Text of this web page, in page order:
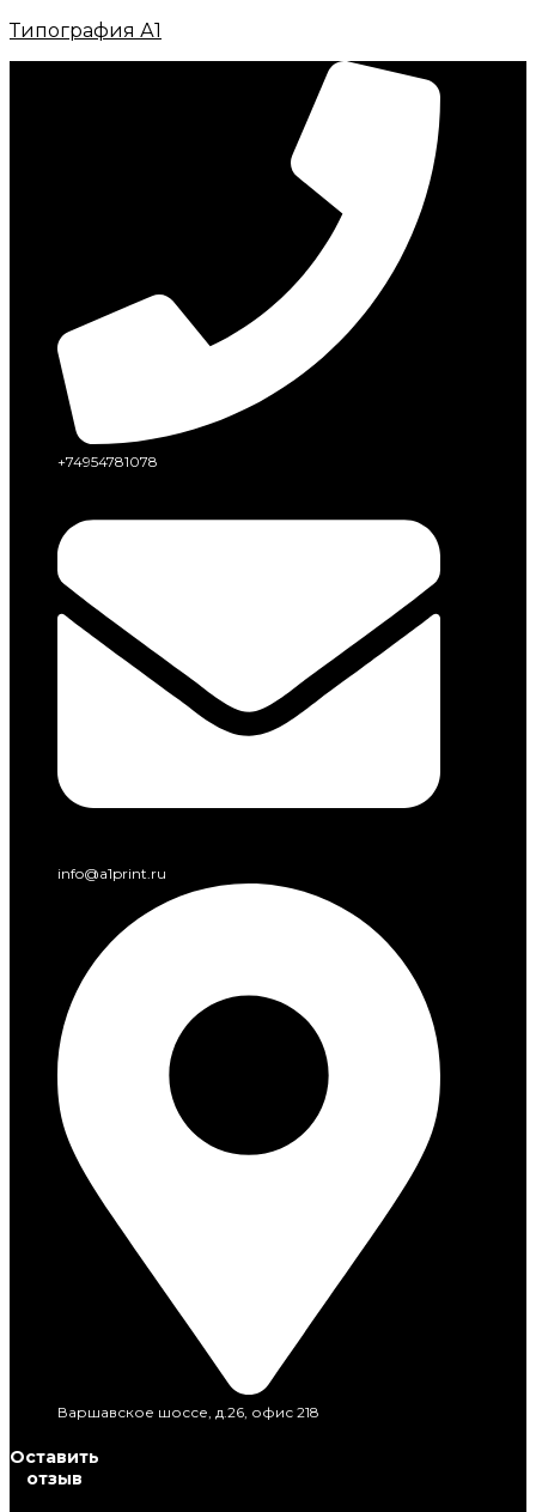
Типография А1
+74954781078
info@a1print.ru
Варшавское шоссе, д.26, офис 218
Оставить
отзыв